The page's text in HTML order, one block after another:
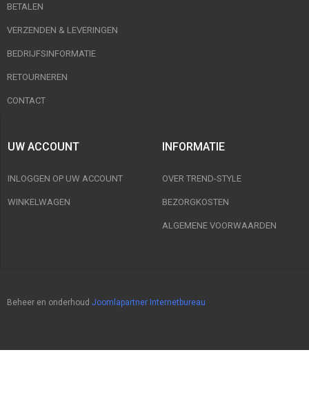
BETALEN
VERZENDEN & LEVERINGEN
BEDRIJFSINFORMATIE
RETOURNEREN
CONTACT
UW ACCOUNT
INLOGGEN OP UW ACCOUNT
WINKELWAGEN
INFORMATIE
OVER TREND-STYLE
BEZORGKOSTEN
ALGEMENE VOORWAARDEN
Beheer en onderhoud Joomlapartner Internetbureau